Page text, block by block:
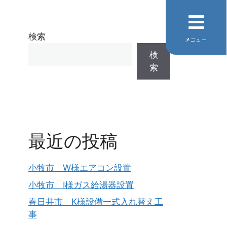
メニュー
検索
検
索
最近の投稿
小牧市 W様エアコン設置
小牧市 I様ガス給湯器設置
春日井市 K様設備一式入れ替え工
事